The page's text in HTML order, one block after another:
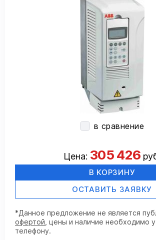
в сравнение
Цена: 305 426
В КОРЗИНУ
ОСТАВИТЬ ЗАЯВКУ
*Данное предложение не является
офертой , цены и наличие необходимо
телефону.